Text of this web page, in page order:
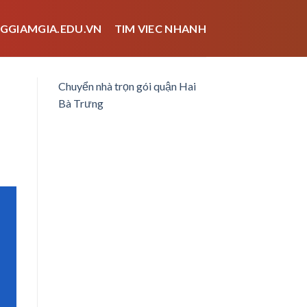
TIM VIEC NHANH
Chuyển nhà trọn gói quận Hai
Bà Trưng